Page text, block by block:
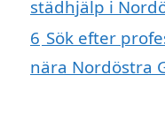
städhjälp i
6 Sök efter
nära Nordöstra